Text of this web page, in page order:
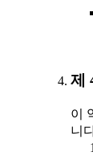
제
이
니